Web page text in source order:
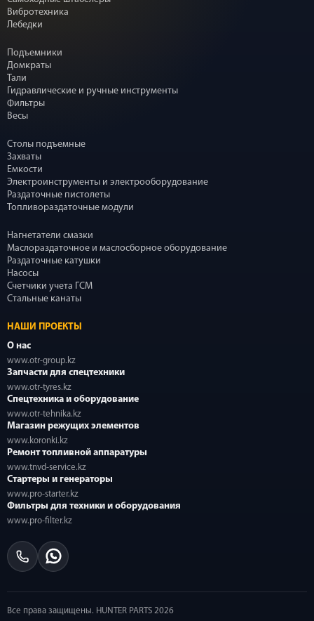
Вибротехника
Лебедки
Подъемники
Домкраты
Тали
Гидравлические и ручные инструменты
Фильтры
Весы
Столы подъемные
Захваты
Емкости
Электроинструменты и электрооборудование
Раздаточные пистолеты
Топливораздаточные модули
Нагнетатели смазки
Маслораздаточное и маслосборное оборудование
Раздаточные катушки
Насосы
Счетчики учета ГСМ
Стальные канаты
НАШИ ПРОЕКТЫ
О нас
www.otr-group.kz
Запчасти для спецтехники
www.otr-tyres.kz
Спецтехника и оборудование
www.otr-tehnika.kz
Магазин режущих элементов
www.koronki.kz
Ремонт топливной аппаратуры
www.tnvd-service.kz
Стартеры и генераторы
www.pro-starter.kz
Фильтры для техники и оборудования
www.pro-filter.kz
Все права защищены. HUNTER PARTS 2026